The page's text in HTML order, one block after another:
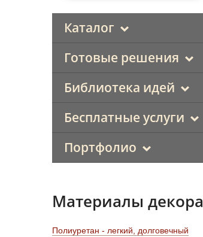
Каталог
Готовые решения
Библиотека идей
Бесплатные услуги
Портфолио
Материалы декора
Полиуретан - легкий, долговечный